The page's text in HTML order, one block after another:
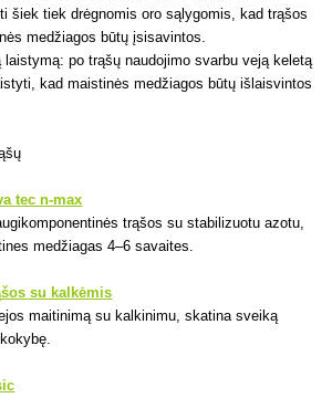
šiek tiek drėgnomis oro sąlygomis, kad trąšos
medžiagos būtų įsisavintos.
po trąšų naudojimo svarbu veją keletą
kad maistinės medžiagos būtų išlaisvintos
tec n-max
trąšos su stabilizuotu azotu,
medžiagas 4–6 savaites.
su kalkėmis
maitinimą su kalkinimu, skatina sveiką